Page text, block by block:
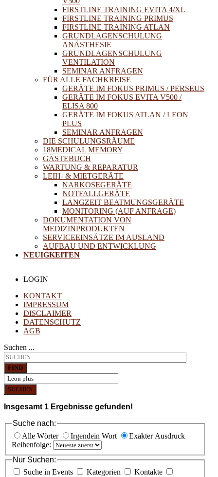
FIRSTLINE TRAINING EVITA 4/XL
FIRSTLINE TRAINING PRIMUS
FIRSTLINE TRAINING ATLAN
GRUNDLAGENSCHULUNG
ANÄSTHESIE
GRUNDLAGENSCHULUNG
VENTILATION
SEMINAR ANFRAGEN
FÜR ALLE FACHKREISE
GERÄTE IM FOKUS PRIMUS / PERSEUS
GERÄTE IM FOKUS EVITA V500 /
ELISA 800
GERÄTE IM FOKUS ATLAN / LEON
PLUS
SEMINAR ANFRAGEN
DIE SCHULUNGSRÄUME
18MEDICAL MEMORY
GÄSTEBUCH
WARTUNG & REPARATUR
LEIH- & MIETGERÄTE
NARKOSEGERÄTE
NOTFALLGERÄTE
LANGZEIT BEATMUNGSGERÄTE
MONITORING (AUF ANFRAGE)
DOKUMENTATION VON
MEDIZINPRODUKTEN
SERVICEEINSÄTZE IM AUSLAND
AUFBAU UND ENTWICKLUNG
NEUIGKEITEN
LOGIN
KONTAKT
IMPRESSUM
DISCLAIMER
DATENSCHUTZ
AGB
Suchen ...
FIND
SUCHEN
Insgesamt 1 Ergebnisse gefunden!
Suche nach:
Alle Wörter
Irgendein Wort
Exakter Ausdruck
Reihenfolge:
Nur Suchen:
Suche in Events
Kategorien
Kontakte